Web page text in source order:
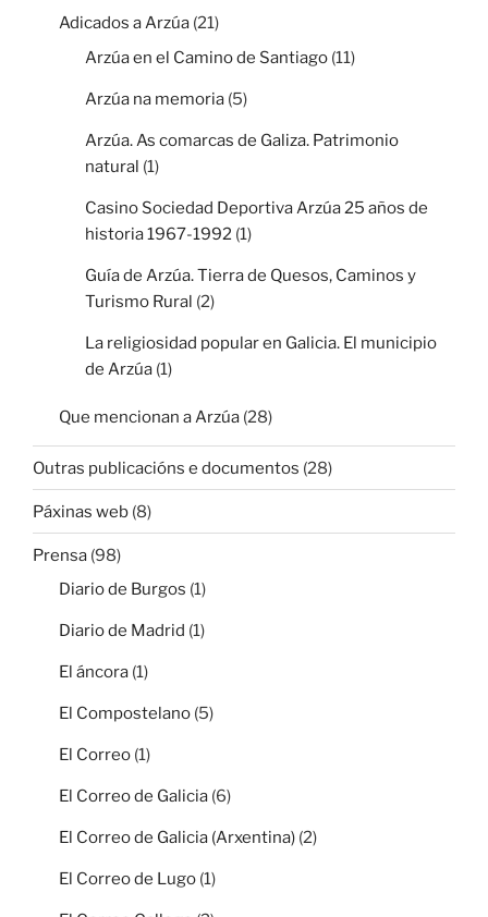
Adicados a Arzúa (21)
Arzúa en el Camino de Santiago (11)
Arzúa na memoria (5)
Arzúa. As comarcas de Galiza. Patrimonio
natural (1)
Casino Sociedad Deportiva Arzúa 25 años de
historia 1967-1992 (1)
Guía de Arzúa. Tierra de Quesos, Caminos y
Turismo Rural (2)
La religiosidad popular en Galicia. El municipio
de Arzúa (1)
Que mencionan a Arzúa (28)
Outras publicacións e documentos (28)
Páxinas web (8)
Prensa (98)
Diario de Burgos (1)
Diario de Madrid (1)
El áncora (1)
El Compostelano (5)
El Correo (1)
El Correo de Galicia (6)
El Correo de Galicia (Arxentina) (2)
El Correo de Lugo (1)